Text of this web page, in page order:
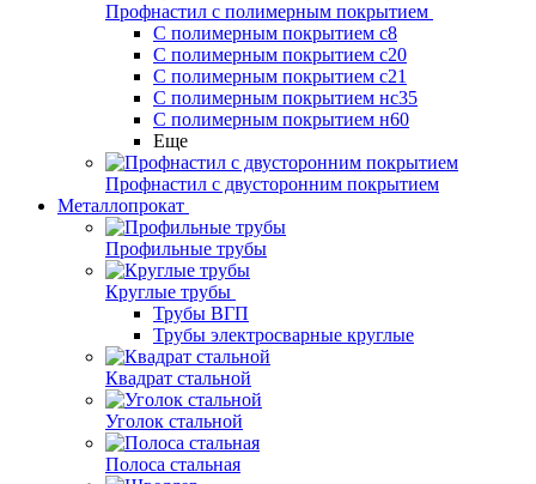
Профнастил с полимерным покрытием
С полимерным покрытием с8
С полимерным покрытием с20
С полимерным покрытием с21
С полимерным покрытием нс35
С полимерным покрытием н60
Еще
Профнастил с двусторонним покрытием
Металлопрокат
Профильные трубы
Круглые трубы
Трубы ВГП
Трубы электросварные круглые
Квадрат стальной
Уголок стальной
Полоса стальная